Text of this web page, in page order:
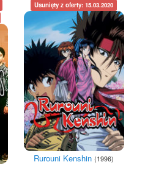
Usunięty z oferty: 15.03.2020
Rurouni Kenshin (1996)